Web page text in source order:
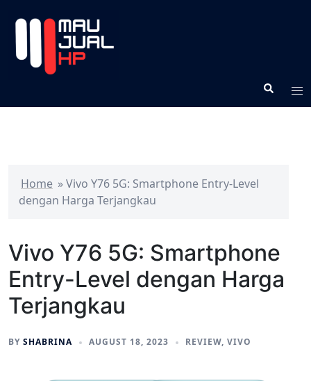
Home »Vivo Y76 5G: Smartphone Entry-Level
dengan Harga Terjangkau
Vivo Y76 5G: Smartphone
Entry-Level dengan Harga
Terjangkau
BY SHABRINA AUGUST 18, 2023 REVIEW, VIVO